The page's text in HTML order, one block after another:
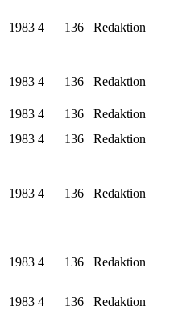
1983 4 136 Redaktion
1983 4 136 Redaktion
1983 4 136 Redaktion
1983 4 136 Redaktion
1983 4 136 Redaktion
1983 4 136 Redaktion
1983 4 136 Redaktion